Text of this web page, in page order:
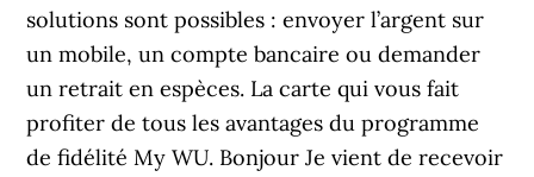
solutions sont possibles : envoyer l’argent sur
un mobile, un compte bancaire ou demander
un retrait en espèces. La carte qui vous fait
profiter de tous les avantages du programme
de fidélité My WU. Bonjour Je vient de recevoir